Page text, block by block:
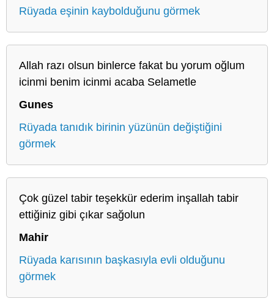
Rüyada eşinin kaybolduğunu görmek
Allah razı olsun binlerce fakat bu yorum oğlum
icinmi benim icinmi acaba Selametle
Gunes
Rüyada tanıdık birinin yüzünün değiştiğini
görmek
Çok güzel tabir teşekkür ederim inşallah tabir
ettiğiniz gibi çıkar sağolun
Mahir
Rüyada karısının başkasıyla evli olduğunu
görmek